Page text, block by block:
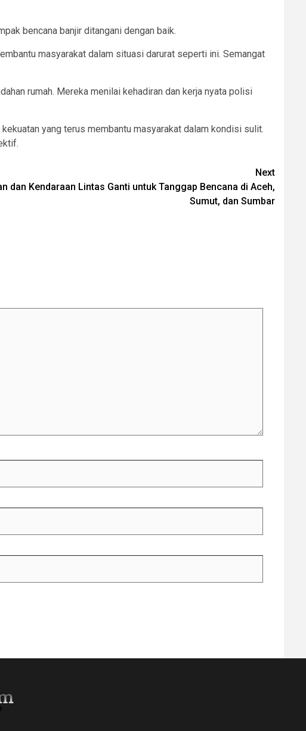
bencana banjir ditangani dengan baik.
masyarakat dalam situasi darurat seperti ini. Semangat
rumah. Mereka menilai kehadiran dan kerja nyata polisi
yang terus membantu masyarakat dalam kondisi sulit.
Next
dan Kendaraan Lintas Ganti untuk Tanggap Bencana di Aceh,
Sumut, dan Sumbar